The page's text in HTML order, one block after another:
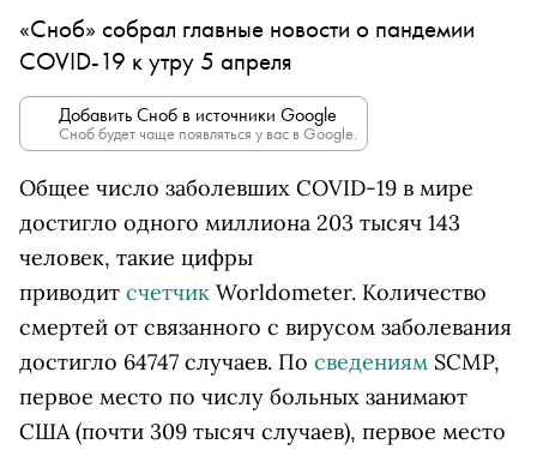
«Сноб» собрал главные новости о пандемии
COVID-19 к утру 5 апреля
Добавить Сноб в источники Google
Сноб будет чаще появляться у вас в Google.
Общее число заболевших COVID-19 в мире
достигло одного миллиона 203 тысяч 143
человек, такие цифры
приводит счетчик Worldometer. Количество
смертей от связанного с вирусом заболевания
достигло 64747 случаев. По сведениям SCMP,
первое место по числу больных занимают
США (почти 309 тысяч случаев), первое место